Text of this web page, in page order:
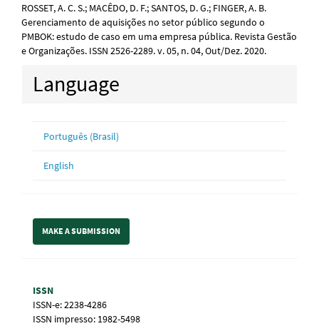
ROSSET, A. C. S.; MACÊDO, D. F.; SANTOS, D. G.; FINGER, A. B.
Gerenciamento de aquisições no setor público segundo o
PMBOK: estudo de caso em uma empresa pública. Revista Gestão
e Organizações. ISSN 2526-2289. v. 05, n. 04, Out/Dez. 2020.
Language
Português (Brasil)
English
Make
MAKE A SUBMISSION
Information
ISSN
ISSN-e: 2238-4286
ISSN impresso: 1982-5498